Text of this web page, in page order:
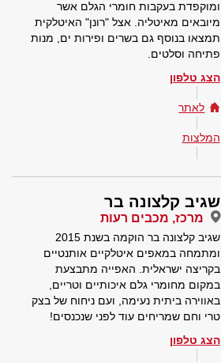
ומוקפדת בעקבות חומרי הגלם אשר
מיובאים מאיטליה. אצל "רונן" האיטלקית
תמצאו בנוסף גם בשרים ופירות ים, מנות
פתיחה וסלטים.
הצג טלפון
לאתר
המלצות
שגיב קלצונה בר
מרכז, מכבים רעות
שגיב קלצונה בר הוקמה בשנת 2015
ומתמחה במאפים איטלקיים אותנטיים
בקריצה ישראלית. האפייה מתבצעת
במקום מחומרי גלם איכותיים וטריים,
באווירה ביתית נעימה, ועם ניחוח של בצק
טרי וחם שמריחים עוד לפני שנכנסים!
הצג טלפון